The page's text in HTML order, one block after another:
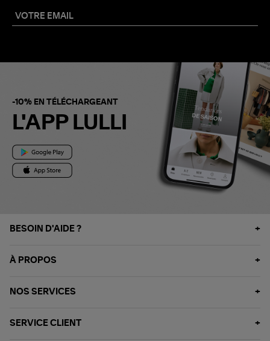
-10% EN TÉLÉCHARGEANT
L'APP LULLI
BESOIN D'AIDE ?
À PROPOS
NOS SERVICES
SERVICE CLIENT